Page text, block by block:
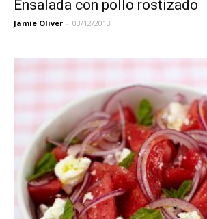
Ensalada con pollo rostizado
Jamie Oliver - 03/12/2013